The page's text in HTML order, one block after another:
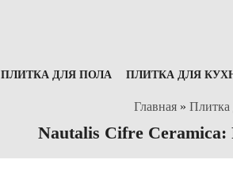
ПЛИТКА ДЛЯ ПОЛА ПЛИТКА ДЛЯ
Главная » Плитка
Nautalis Cifre Ceramica: